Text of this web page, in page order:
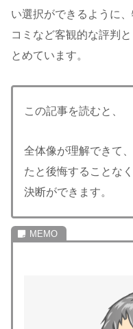
い選択ができるように
コミなど客観的な評判
とめています。
この記事を読むと、
全体像が理解できて
たと後悔することな
決断ができます。